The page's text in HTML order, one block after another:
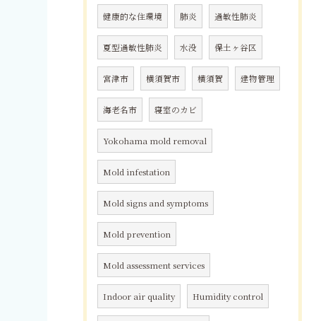
健康的な住環境 肺炎 過敏性肺炎
夏型過敏性肺炎 水没 保土ヶ谷区
宮津市 横須賀市 横須賀 建物管理
海老名市 寝室のカビ
Yokohama mold removal
Mold infestation
Mold signs and symptoms
Mold prevention
Mold assessment services
Indoor air quality Humidity control